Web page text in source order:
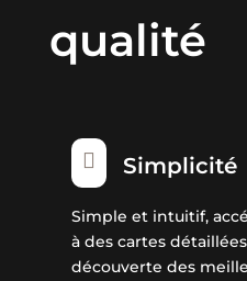
qualité
 Simplicité
Simple et intuitif,
à des cartes
découverte des